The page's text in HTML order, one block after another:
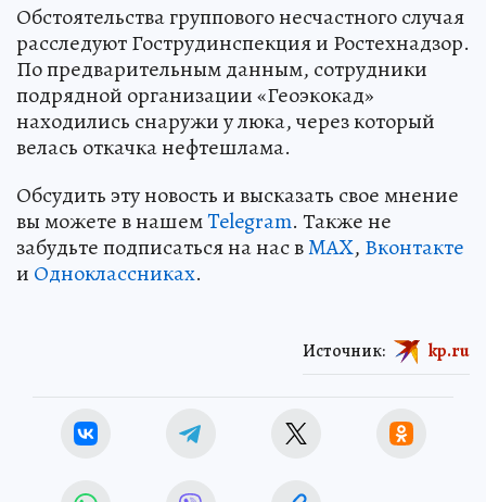
Обстоятельства группового несчастного случая
расследуют Гострудинспекция и Ростехнадзор.
По предварительным данным, сотрудники
подрядной организации «Геоэкокад»
находились снаружи у люка, через который
велась откачка нефтешлама.
Обсудить эту новость и высказать свое мнение
вы можете в нашемTelegram. Также не
забудьте подписаться на нас вMAX, Вконтакте
и Одноклассниках.
Источник: kp.ru